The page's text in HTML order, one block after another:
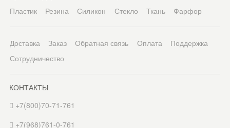
Пластик
Резина Силикон Стекло Ткань Фарфор
Доставка Заказ Обратная связь Оплата
Поддержка
Сотрудничество
КОНТАКТЫ
+7(800)70-71-761
+7(968)761-0-761